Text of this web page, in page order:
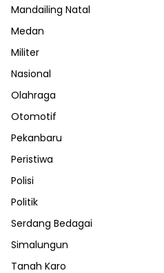
Mandailing Natal
Medan
Militer
Nasional
Olahraga
Otomotif
Pekanbaru
Peristiwa
Polisi
Politik
Serdang Bedagai
Simalungun
Tanah Karo